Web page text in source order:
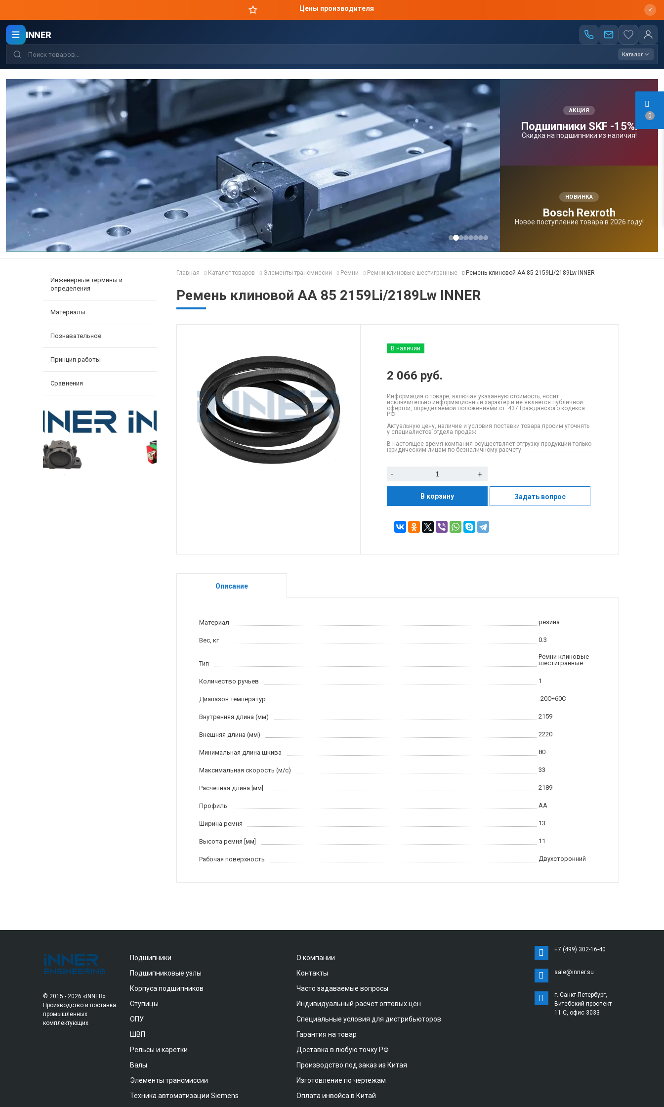
0
Цены производителя
INNER
Каталог
АКЦИЯ
Подшипники SKF -15%!
Скидка на подшипники из наличия!
НОВИНКА
Bosсh Rexroth
Новое поступление товара в 2026 году!
Инженерные термины и
определения
Материалы
Познавательное
Принцип работы
Сравнения
Главная Каталог товаров Элементы трансмиссии Ремни Ремни клиновые шестигранные Ремень клиновой AA 85 2159Li/2189Lw INNER
Ремень клиновой AA 85 2159Li/2189Lw INNER
В наличии
2 066 руб.
Информация о товаре, включая указанную стоимость, носит
исключительно информационный характер и не является публичной
офертой, определяемой положениями ст. 437 Гражданского кодекса
РФ.
Актуальную цену, наличие и условия поставки товара просим уточнять
у специалистов отдела продаж.
В настоящее время компания осуществляет отгрузку продукции только
юридическим лицам по безналичному расчету.
- +
В корзину Задать вопрос
Описание
Материал резина
Вес, кг 0.3
Тип
Ремни клиновые
шестигранные
Количество ручьев 1
Диапазон температур -20С+60С
Внутренняя длина (мм) 2159
Внешняя длина (мм) 2220
Минимальная длина шкива 80
Максимальная скорость (м/c) 33
Расчетная длина [мм] 2189
Профиль AA
Ширина ремня 13
Высота ремня [мм] 11
Рабочая поверхность Двухсторонний
© 2015 - 2026 «INNER»:
Производство и поставка
промышленных
комплектующих
Подшипники
Подшипниковые узлы
Корпуса подшипников
Ступицы
ОПУ
ШВП
Рельсы и каретки
Валы
Элементы трансмиссии
Техника автоматизации Siemens
О компании
Контакты
Часто задаваемые вопросы
Индивидуальный расчет оптовых цен
Специальные условия для дистрибьюторов
Гарантия на товар
Доставка в любую точку РФ
Производство под заказ из Китая
Изготовление по чертежам
Оплата инвойса в Китай
+7 (499) 302-16-40
sale@inner.su
г. Санкт-Петербург,
Витебский проспект
11 С, офис 3033